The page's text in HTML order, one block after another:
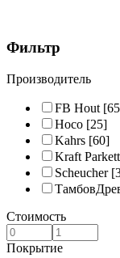
Фильтр
Производитель
FB Hout
Hoco [25]
Kahrs [60]
Kraft Parkett
Scheucher
Стоимость
Покрытие